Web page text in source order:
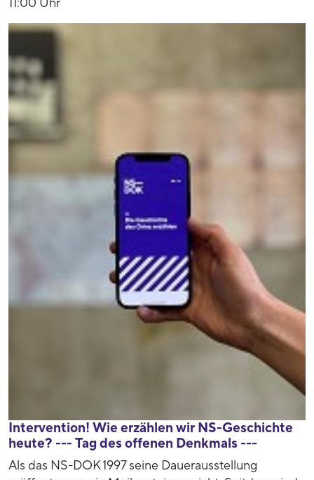
Intervention! Wie erzählen wir NS-Geschichte
heute? --- Tag des offenen Denkmals ---
Als das NS-DOK 1997 seine Dauerausstellung